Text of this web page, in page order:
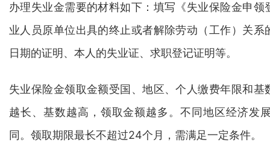
办理失业金需要的材料如下：填写《失业保险金申
业人员原单位出具的终止或者解除劳动（工作）关
日期的证明、本人的失业证、求职登记证明等。
失业保险金领取金额受国、地区、个人缴费年限和
越长、基数越高，领取金额越多。不同地区经济发
同。领取期限最长不超过24个月，需满足一定条件。